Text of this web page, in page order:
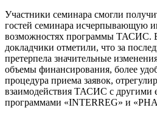
Участники семинара смогли
гостей семинара исчерпывающую
возможностях программы ТАСИС.
докладчики отметили, что за
претерпела значительные
объемы финансирования, более
процедура приема заявок,
взаимодействия ТАСИС с другими
программами «INTERREG» и